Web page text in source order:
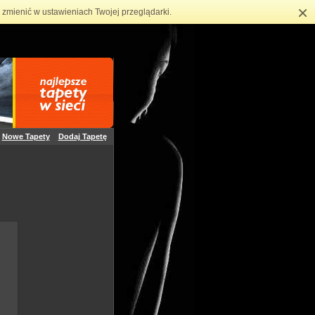
w ustawieniach Twojej przeglądarki. ×
Nowe Tapety Dodaj Tapetę